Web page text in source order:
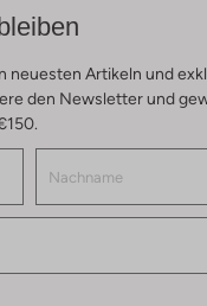
neuesten Artikeln und
den Newsletter und